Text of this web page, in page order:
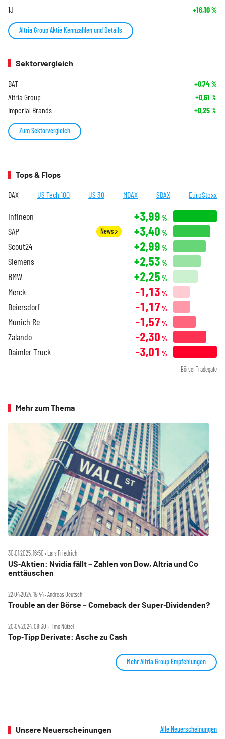
1J +16,10%
Altria Group Aktie Kennzahlen und Details
Sektorvergleich
BAT +0,74%
Altria Group +0,61 %
Imperial Brands +0,25%
Zum Sektorvergleich
Tops & Flops
DAX US Tech 100 US 30 MDAX SDAX EuroStoxx
Infineon +3,99 %
SAP News +3,40 %
Scout24 +2,99 %
Siemens +2,53 %
BMW +2,25 %
Merck -1,13 %
Beiersdorf -1,17 %
Munich Re -1,57 %
Zalando -2,30 %
Daimler Truck -3,01 %
Börse: Tradegate
Mehr zum Thema
30.01.2025, 16:50 ‧ Lars Friedrich
US‑Aktien: Nvidia fällt – Zahlen von Dow, Altria und Co
enttäuschen
22.04.2024, 15:44 ‧ Andreas Deutsch
Trouble an der Börse – Comeback der Super‑Dividenden?
20.04.2024, 09:30 ‧ Timo Nützel
Top‑Tipp Derivate: Asche zu Cash
Mehr Altria Group Empfehlungen
Unsere Neuerscheinungen Alle Neuerscheinungen